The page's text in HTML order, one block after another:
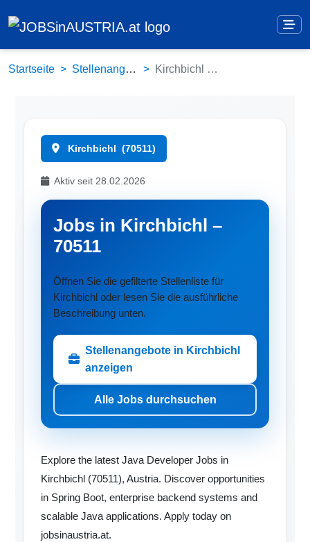
Startseite Stellenangebote Kirchbichl (70511)
Kirchbichl (70511)
Aktiv seit 28.02.2026
Jobs in Kirchbichl –
70511
Öffnen Sie die gefilterte Stellenliste für
Kirchbichl oder lesen Sie die ausführliche
Beschreibung unten.
Stellenangebote in Kirchbichl
anzeigen
Alle Jobs durchsuchen
Explore the latest Java Developer Jobs in
Kirchbichl (70511), Austria. Discover opportunities
in Spring Boot, enterprise backend systems and
scalable Java applications. Apply today on
jobsinaustria.at.